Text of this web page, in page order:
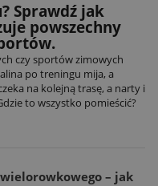
Sprawdź jak
powszechny
czy sportów zimowych
po treningu mija, a
na kolejną trasę, a narty i
to wszystko pomieścić?
– jak